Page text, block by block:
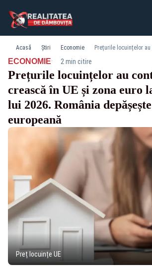
Acasă Știri Economie
ECONOMIE· 2 min citire
Prețurile locuințelor au
crească în UE și zona euro
lui 2026. România
europeană
Preț locuințe UE